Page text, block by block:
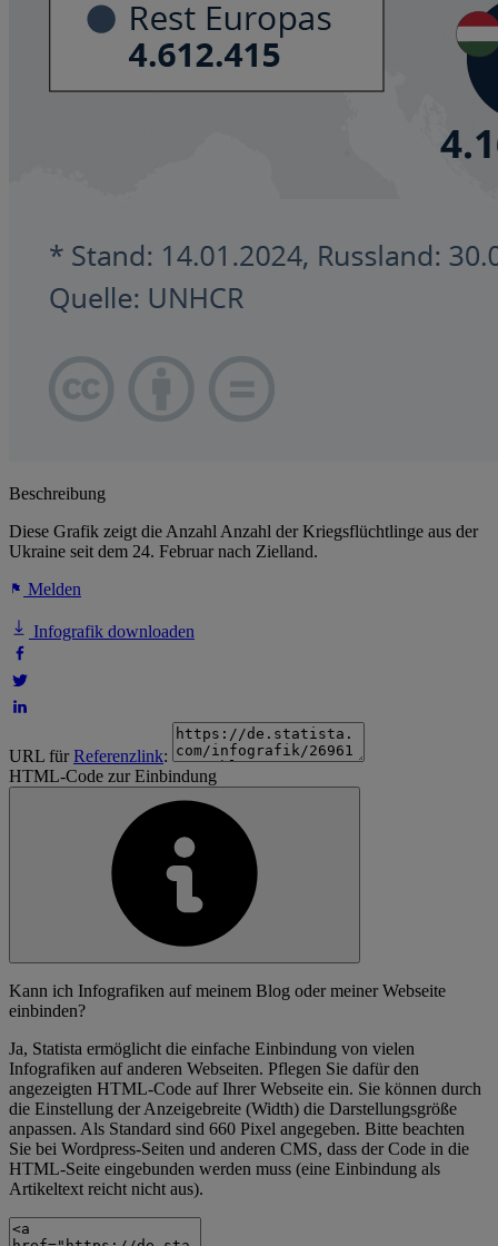
Beschreibung
Diese Grafik zeigt die Anzahl Anzahl der Kriegsflüchtlinge aus der
Ukraine seit dem 24. Februar nach Zielland.
Melden
Infografik downloaden
URL fürReferenzlink:
HTML-Code zur Einbindung
Kann ich Infografiken auf meinem Blog oder meiner Webseite
einbinden?
Ja, Statista ermöglicht die einfache Einbindung von vielen
Infografiken auf anderen Webseiten. Pflegen Sie dafür den
angezeigten HTML-Code auf Ihrer Webseite ein. Sie können durch
die Einstellung der Anzeigebreite (Width) die Darstellungsgröße
anpassen. Als Standard sind 660 Pixel angegeben. Bitte beachten
Sie bei Wordpress-Seiten und anderen CMS, dass der Code in die
HTML-Seite eingebunden werden muss (eine Einbindung als
Artikeltext reicht nicht aus).